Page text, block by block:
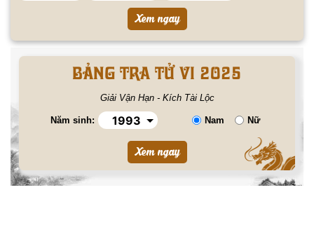
BẢNG TRA TỬ VI 2025
Giải Vận Hạn - Kích Tài Lộc
Năm sinh: Nam Nữ